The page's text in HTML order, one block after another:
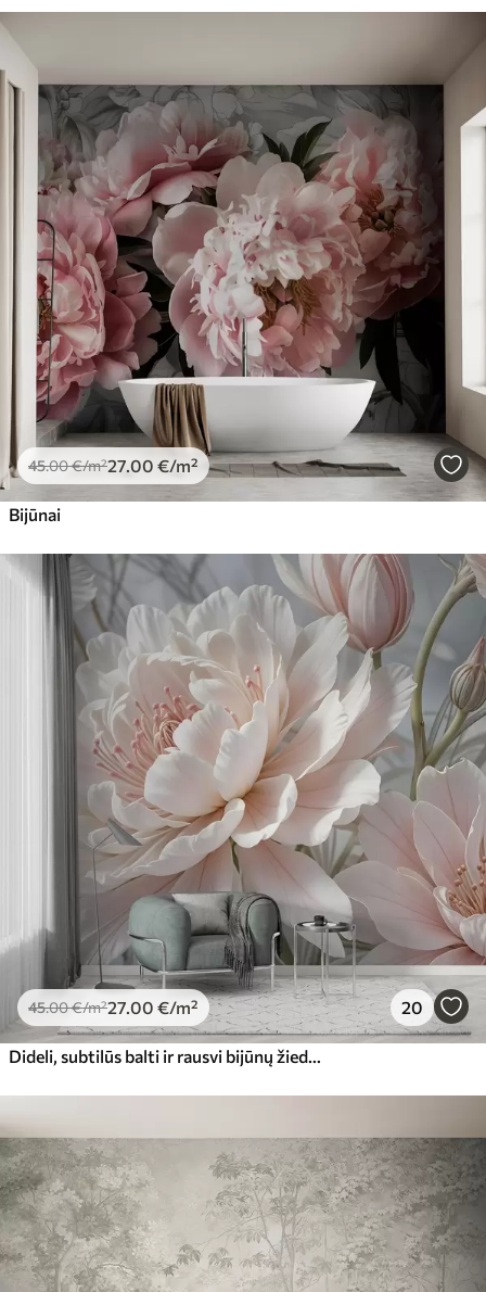
45.00€/m²27 .00 €/m²
Bijūnai
45.00€/m²27 .00 €/m² 20